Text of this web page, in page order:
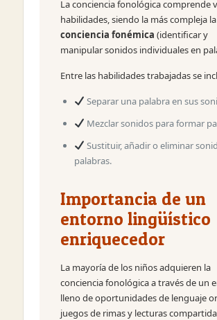
La conciencia fonológica comprende
habilidades, siendo la más compleja la
conciencia fonémica (identificar y
manipular sonidos individuales en
Entre las habilidades trabajadas se
Separar una palabra en sus
Mezclar sonidos para formar
Sustituir, añadir o eliminar
palabras.
Importancia de un
entorno lingüístico
enriquecedor
La mayoría de los niños adquieren la
conciencia fonológica a través de un
lleno de oportunidades de lenguaje
juegos de rimas y lecturas